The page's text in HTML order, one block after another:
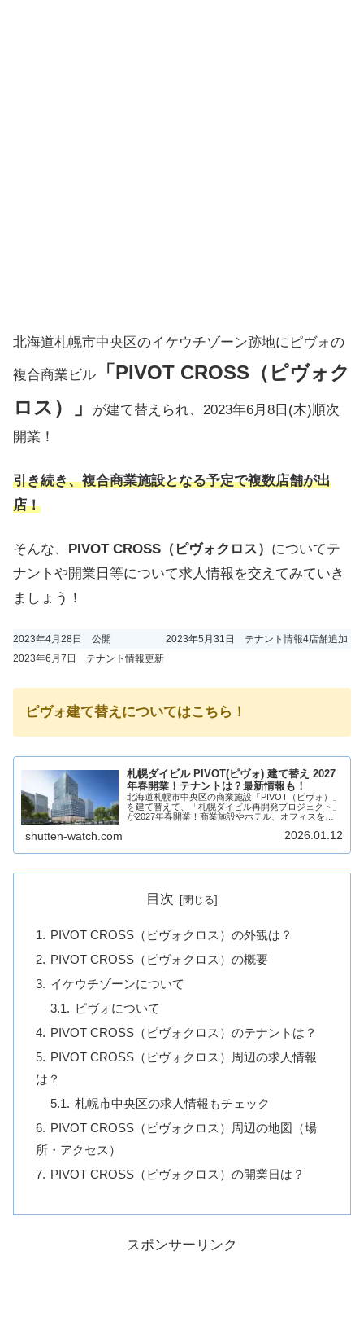
北海道札幌市中央区のイケウチゾーン跡地にピヴォの
複合商業ビル
「PIVOT CROSS（ピヴォク
ロス）
」
が建て替えられ、2023年6月8日(木)順次
開業！
引き続き、複合商業施設となる予定で複数店舗が出
店！
そんな、 PIVOT CROSS（ピヴォクロス） についてテ
ナントや開業日等について求人情報を交えてみていき
ましょう！
2023年4月28日 公開
2023年5月31日 テナント情報4店舗追加
2023年6月7日 テナント情報更新
ピヴォ建て替えについてはこちら！
札幌ダイビル PIVOT(ピヴォ) 建て替え 2027
年春開業！テナントは？最新情報も！
北海道札幌市中央区の商業施設「PIVOT（ピヴォ）」
を建て替えて、「札幌ダイビル再開発プロジェクト」
が2027年春開業！商業施設やホテル、オフィスを計
PIVOT(ピヴォ)の建て替えで誕生する、札幌ダ...
shutten-watch.com 2026.01.12
目次
PIVOT CROSS（ピヴォクロス）の外観は？
PIVOT CROSS（ピヴォクロス）の概要
イケウチゾーンについて
ピヴォについて
PIVOT CROSS（ピヴォクロス）のテナントは？
PIVOT CROSS（ピヴォクロス）周辺の求人情報
は？
札幌市中央区の求人情報もチェック
PIVOT CROSS（ピヴォクロス）周辺の地図（場
所・アクセス）
PIVOT CROSS（ピヴォクロス）の開業日は？
スポンサーリンク